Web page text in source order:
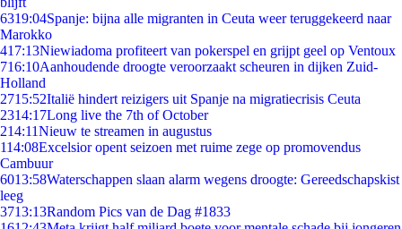
6319:04Spanje: bijna alle migranten in Ceuta weer teruggekeerd naar
Marokko
417:13Niewiadoma profiteert van pokerspel en grijpt geel op Ventoux
716:10Aanhoudende droogte veroorzaakt scheuren in dijken Zuid-
Holland
2715:52Italië hindert reizigers uit Spanje na migratiecrisis Ceuta
2314:17Long live the 7th of October
214:11Nieuw te streamen in augustus
114:08Excelsior opent seizoen met ruime zege op promovendus
Cambuur
6013:58Waterschappen slaan alarm wegens droogte: Gereedschapskist
leeg
3713:13Random Pics van de Dag #1833